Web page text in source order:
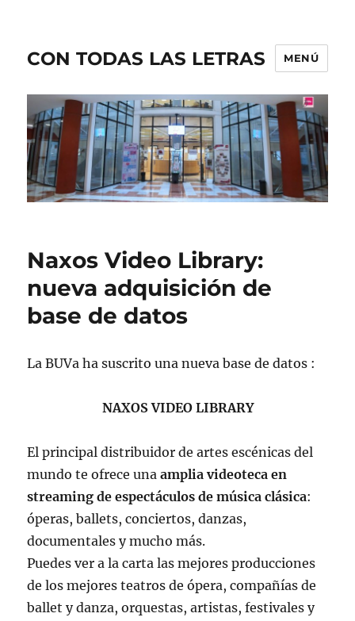
CON TODAS LAS LETRAS MENÚ
Naxos Video Library:
nueva adquisición de
base de datos
La BUVa ha suscrito una nueva base de datos :
NAXOS VIDEO LIBRARY
El principal distribuidor de artes escénicas del
mundo te ofrece unaamplia videoteca en
streaming de espectáculos de música clásica:
óperas, ballets, conciertos, danzas,
documentales y mucho más.
Puedes ver a la carta las mejores producciones
de los mejores teatros de ópera, compañías de
ballet y danza, orquestas, artistas, festivales y